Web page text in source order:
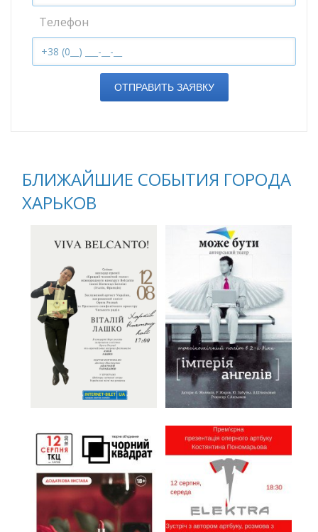
Телефон
ОТПРАВИТЬ ЗАЯВКУ
БЛИЖАЙШИЕ СОБЫТИЯ ГОРОДА
ХАРЬКОВ